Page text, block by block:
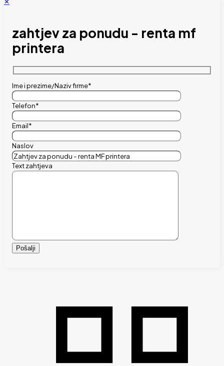
zahtjev za ponudu - renta mf
printera
Ime i prezime/Naziv firme*
Telefon*
Email*
Naslov
Text zahtjeva